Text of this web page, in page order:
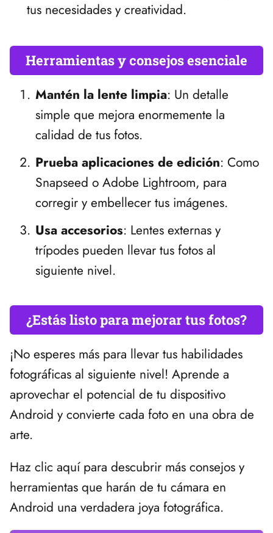
tus necesidades y creatividad.
Herramientas y consejos esenciale
Mantén la lente limpia: Un detalle
simple que mejora enormemente la
calidad de tus fotos.
Prueba aplicaciones de edición: Como
Snapseed o Adobe Lightroom, para
corregir y embellecer tus imágenes.
Usa accesorios: Lentes externas y
trípodes pueden llevar tus fotos al
siguiente nivel.
¿Estás listo para mejorar tus fotos?
¡No esperes más para llevar tus habilidades
fotográficas al siguiente nivel! Aprende a
aprovechar el potencial de tu dispositivo
Android y convierte cada foto en una obra de
arte.
Haz clic aquí para descubrir más consejos y
herramientas que harán de tu cámara en
Android una verdadera joya fotográfica.